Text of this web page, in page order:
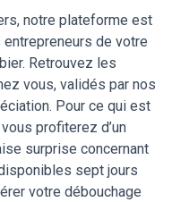
notre plateforme est
entrepreneurs de votre
Retrouvez les
vous, validés par nos
Pour ce qui est
profiterez d’un
surprise concernant
sept jours
votre débouchage